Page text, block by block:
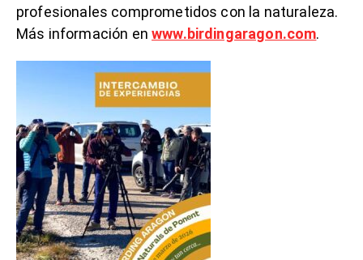
profesionales comprometidos con la naturaleza.
Más información enwww.birdingaragon.com.